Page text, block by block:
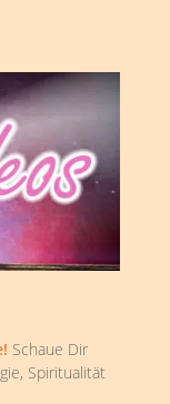
Schaue Dir
Spiritualität